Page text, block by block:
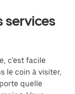
services
c'est facile
le coin à visiter,
quelle